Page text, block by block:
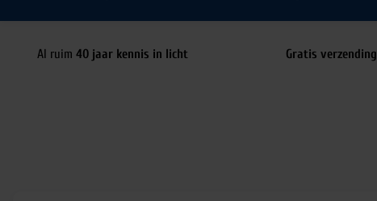
Al ruim 40 jaar kennis in licht Gratis verzending